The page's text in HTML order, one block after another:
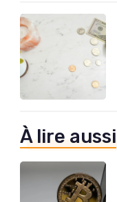
À lire aussi